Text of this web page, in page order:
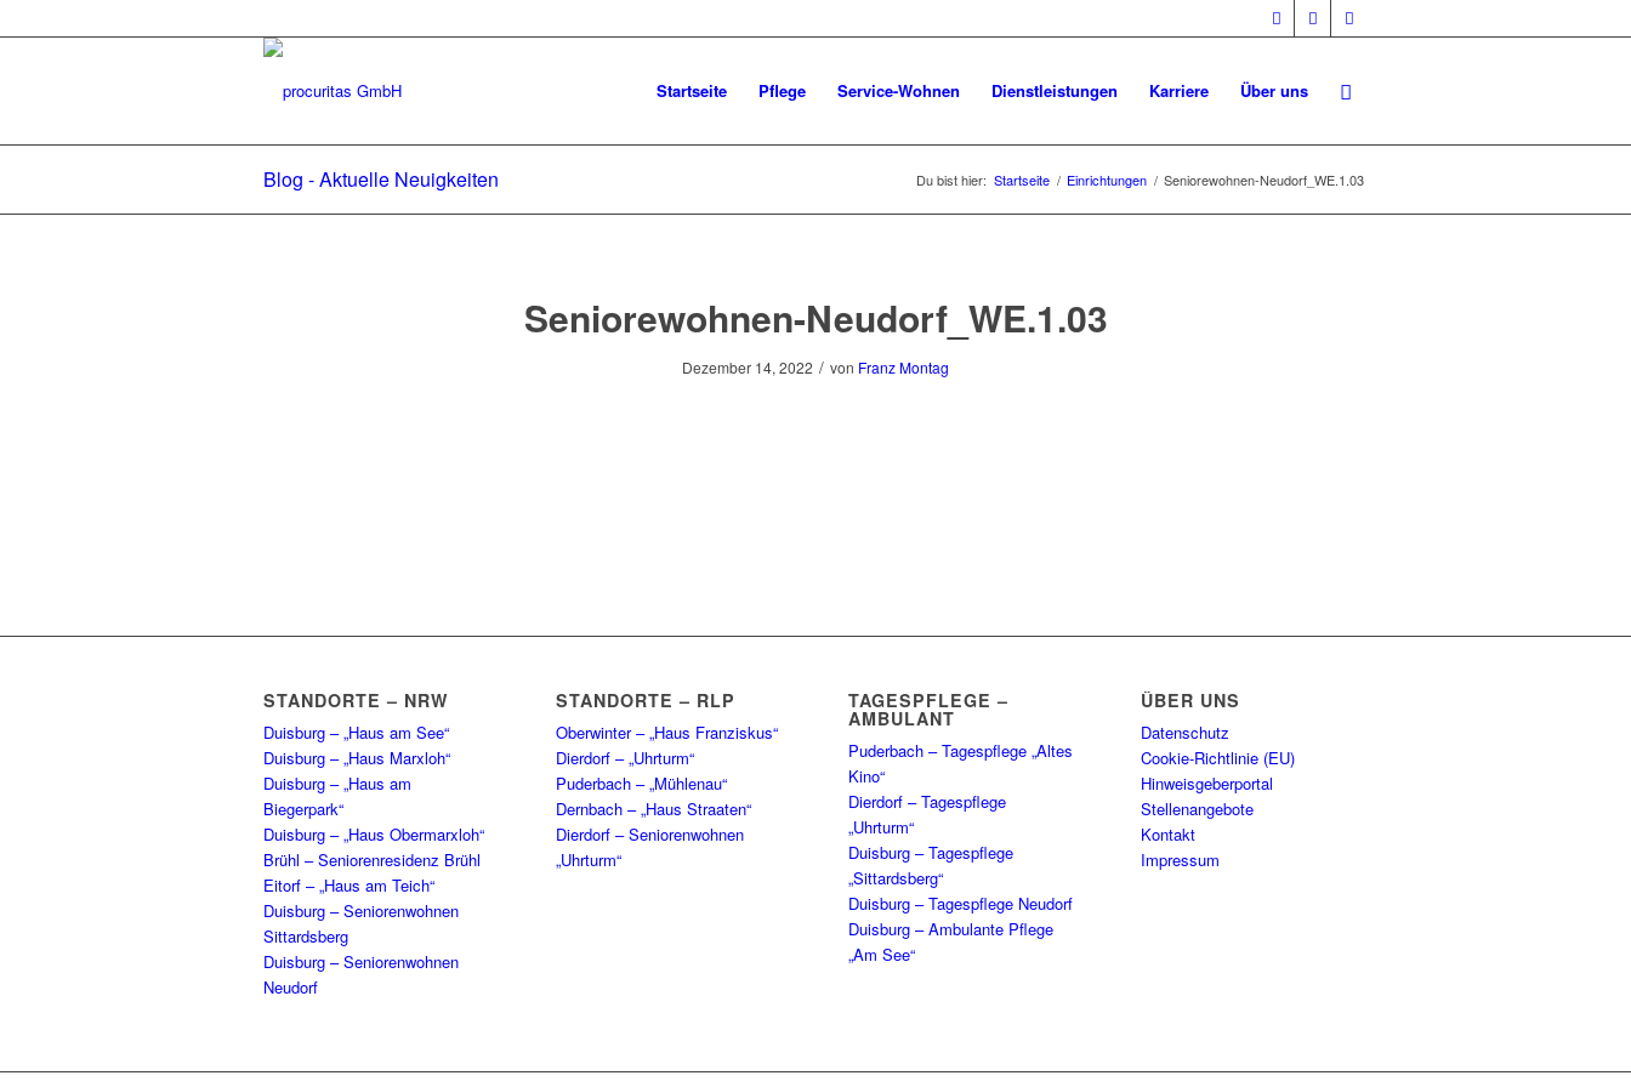
Startseite Pflege Service-Wohnen Dienstleistungen Karriere Über uns
Blog - Aktuelle Neuigkeiten Du bist hier: Startseite / Einrichtungen / Seniorewohnen-Neudorf_WE.1.03
Seniorewohnen-Neudorf_WE.1.03
Dezember 14, 2022 / von Franz Montag
STANDORTE – NRW
Duisburg – „Haus am See“
Duisburg – „Haus Marxloh“
Duisburg – „Haus am
Biegerpark“
Duisburg – „Haus Obermarxloh“
Brühl – Seniorenresidenz Brühl
Eitorf – „Haus am Teich“
Duisburg – Seniorenwohnen
Sittardsberg
Duisburg – Seniorenwohnen
Neudorf
STANDORTE – RLP
Oberwinter – „Haus Franziskus“
Dierdorf – „Uhrturm“
Puderbach – „Mühlenau“
Dernbach – „Haus Straaten“
Dierdorf – Seniorenwohnen
„Uhrturm“
TAGESPFLEGE –
AMBULANT
Puderbach – Tagespflege „Altes
Kino“
Dierdorf – Tagespflege
„Uhrturm“
Duisburg – Tagespflege
„Sittardsberg“
Duisburg – Tagespflege Neudorf
Duisburg – Ambulante Pflege
„Am See“
ÜBER UNS
Datenschutz
Cookie-Richtlinie (EU)
Hinweisgeberportal
Stellenangebote
Kontakt
Impressum